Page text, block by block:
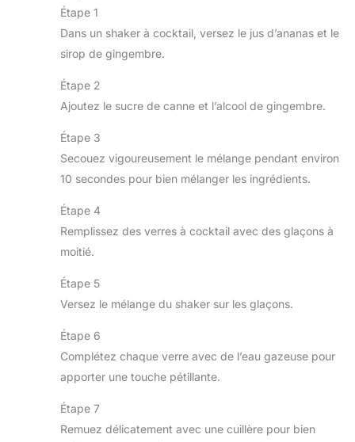
Étape 1
Dans un shaker à cocktail, versez le jus d’ananas et le
sirop de gingembre.
Étape 2
Ajoutez le sucre de canne et l’alcool de gingembre.
Étape 3
Secouez vigoureusement le mélange pendant environ
10 secondes pour bien mélanger les ingrédients.
Étape 4
Remplissez des verres à cocktail avec des glaçons à
moitié.
Étape 5
Versez le mélange du shaker sur les glaçons.
Étape 6
Complétez chaque verre avec de l’eau gazeuse pour
apporter une touche pétillante.
Étape 7
Remuez délicatement avec une cuillère pour bien